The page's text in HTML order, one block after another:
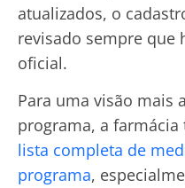
atualizados, o
revisado sempre que
oficial.
Para uma visão mais
programa, a
lista completa de
programa,